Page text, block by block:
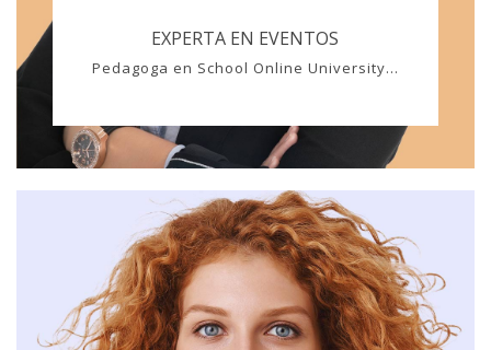
EXPERTA EN EVENTOS
Pedagoga en School Online University...